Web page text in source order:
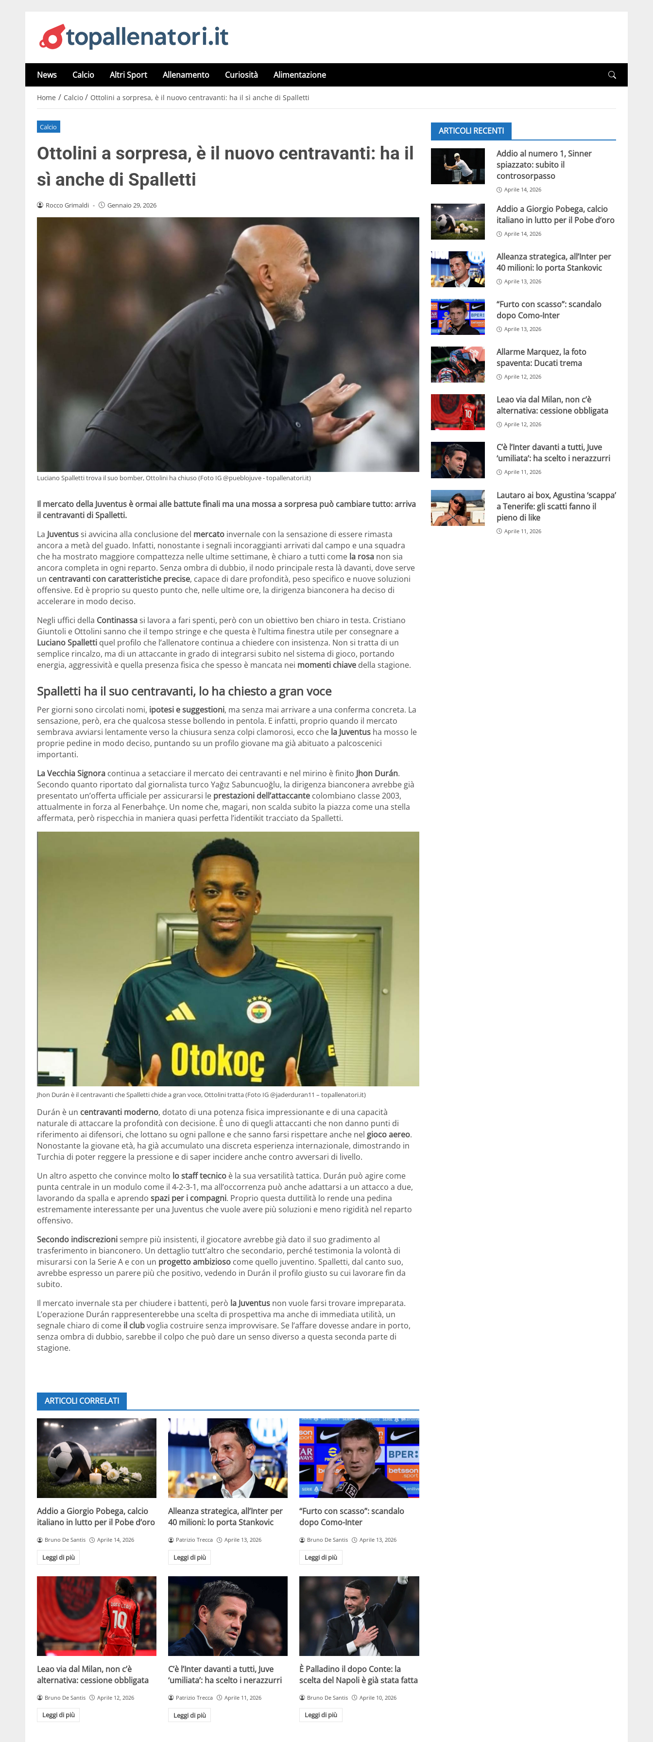
News Calcio Altri Sport Allenamento Curiosità Alimentazione
Home / Calcio / Ottolini a sorpresa, è il nuovo centravanti: ha il sì anche di Spalletti
Calcio
Ottolini a sorpresa, è il nuovo centravanti: ha il
sì anche di Spalletti
Rocco Grimaldi - Gennaio 29, 2026
Luciano Spalletti trova il suo bomber, Ottolini ha chiuso (Foto IG @pueblojuve - topallenatori.it)
Il mercato della Juventus è ormai alle battute finali ma una mossa a sorpresa può cambiare tutto: arriva
il centravanti di Spalletti.
La Juventussi avvicina alla conclusione del mercato invernale con la sensazione di essere rimasta
ancora a metà del guado. Infatti, nonostante i segnali incoraggianti arrivati dal campo e una squadra
che ha mostrato maggiore compattezza nelle ultime settimane, è chiaro a tutti come la rosa non sia
ancora completa in ogni reparto. Senza ombra di dubbio, il nodo principale resta là davanti, dove serve
un centravanti con caratteristiche precise, capace di dare profondità, peso specifico e nuove soluzioni
offensive. Ed è proprio su questo punto che, nelle ultime ore, la dirigenza bianconera ha deciso di
accelerare in modo deciso.
Negli uffici della Continassasi lavora a fari spenti, però con un obiettivo ben chiaro in testa. Cristiano
Giuntoli e Ottolini sanno che il tempo stringe e che questa è l’ultima finestra utile per consegnare a
Luciano Spalletti quel profilo che l’allenatore continua a chiedere con insistenza. Non si tratta di un
semplice rincalzo, ma di un attaccante in grado di integrarsi subito nel sistema di gioco, portando
energia, aggressività e quella presenza fisica che spesso è mancata nei momenti chiave della stagione.
Spalletti ha il suo centravanti, lo ha chiesto a gran voce
Per giorni sono circolati nomi, ipotesi e suggestioni, ma senza mai arrivare a una conferma concreta. La
sensazione, però, era che qualcosa stesse bollendo in pentola. E infatti, proprio quando il mercato
sembrava avviarsi lentamente verso la chiusura senza colpi clamorosi, ecco che la Juventus ha mosso le
proprie pedine in modo deciso, puntando su un profilo giovane ma già abituato a palcoscenici
importanti.
La Vecchia Signora continua a setacciare il mercato dei centravanti e nel mirino è finito Jhon Durán.
Secondo quanto riportato dal giornalista turco Yağız Sabuncuoğlu, la dirigenza bianconera avrebbe già
presentato un’offerta ufficiale per assicurarsi le prestazioni dell’attaccante colombiano classe 2003,
attualmente in forza al Fenerbahçe. Un nome che, magari, non scalda subito la piazza come una stella
affermata, però rispecchia in maniera quasi perfetta l’identikit tracciato da Spalletti.
Jhon Durán è il centravanti che Spalletti chide a gran voce, Ottolini tratta (Foto IG @jaderduran11 – topallenatori.it)
Durán è un centravanti moderno, dotato di una potenza fisica impressionante e di una capacità
naturale di attaccare la profondità con decisione. È uno di quegli attaccanti che non danno punti di
riferimento ai difensori, che lottano su ogni pallone e che sanno farsi rispettare anche nel gioco aereo.
Nonostante la giovane età, ha già accumulato una discreta esperienza internazionale, dimostrando in
Turchia di poter reggere la pressione e di saper incidere anche contro avversari di livello.
Un altro aspetto che convince molto lo staff tecnico è la sua versatilità tattica. Durán può agire come
punta centrale in un modulo come il 4-2-3-1, ma all’occorrenza può anche adattarsi a un attacco a due,
lavorando da spalla e aprendo spazi per i compagni. Proprio questa duttilità lo rende una pedina
estremamente interessante per una Juventus che vuole avere più soluzioni e meno rigidità nel reparto
offensivo.
Secondo indiscrezionisempre più insistenti, il giocatore avrebbe già dato il suo gradimento al
trasferimento in bianconero. Un dettaglio tutt’altro che secondario, perché testimonia la volontà di
misurarsi con la Serie A e con un progetto ambizioso come quello juventino. Spalletti, dal canto suo,
avrebbe espresso un parere più che positivo, vedendo in Durán il profilo giusto su cui lavorare fin da
subito.
Il mercato invernale sta per chiudere i battenti, però la Juventus non vuole farsi trovare impreparata.
L’operazione Durán rappresenterebbe una scelta di prospettiva ma anche di immediata utilità, un
segnale chiaro di come il clubvoglia costruire senza improvvisare. Se l’affare dovesse andare in porto,
senza ombra di dubbio, sarebbe il colpo che può dare un senso diverso a questa seconda parte di
stagione.
ARTICOLI CORRELATI
Addio a Giorgio Pobega, calcio
italiano in lutto per il Pobe d’oro
Bruno De Santis Aprile 14, 2026
Leggi di più
Alleanza strategica, all’Inter per
40 milioni: lo porta Stankovic
Patrizio Trecca Aprile 13, 2026
Leggi di più
“Furto con scasso”: scandalo
dopo Como-Inter
Bruno De Santis Aprile 13, 2026
Leggi di più
Leao via dal Milan, non c’è
alternativa: cessione obbligata
Bruno De Santis Aprile 12, 2026
Leggi di più
C’è l’Inter davanti a tutti, Juve
‘umiliata’: ha scelto i nerazzurri
Patrizio Trecca Aprile 11, 2026
Leggi di più
È Palladino il dopo Conte: la
scelta del Napoli è già stata fatta
Bruno De Santis Aprile 10, 2026
Leggi di più
ARTICOLI RECENTI
Addio al numero 1, Sinner
spiazzato: subito il
controsorpasso
Aprile 14, 2026
Addio a Giorgio Pobega, calcio
italiano in lutto per il Pobe d’oro
Aprile 14, 2026
Alleanza strategica, all’Inter per
40 milioni: lo porta Stankovic
Aprile 13, 2026
“Furto con scasso”: scandalo
dopo Como-Inter
Aprile 13, 2026
Allarme Marquez, la foto
spaventa: Ducati trema
Aprile 12, 2026
Leao via dal Milan, non c’è
alternativa: cessione obbligata
Aprile 12, 2026
C’è l’Inter davanti a tutti, Juve
‘umiliata’: ha scelto i nerazzurri
Aprile 11, 2026
Lautaro ai box, Agustina ‘scappa’
a Tenerife: gli scatti fanno il
pieno di like
Aprile 11, 2026